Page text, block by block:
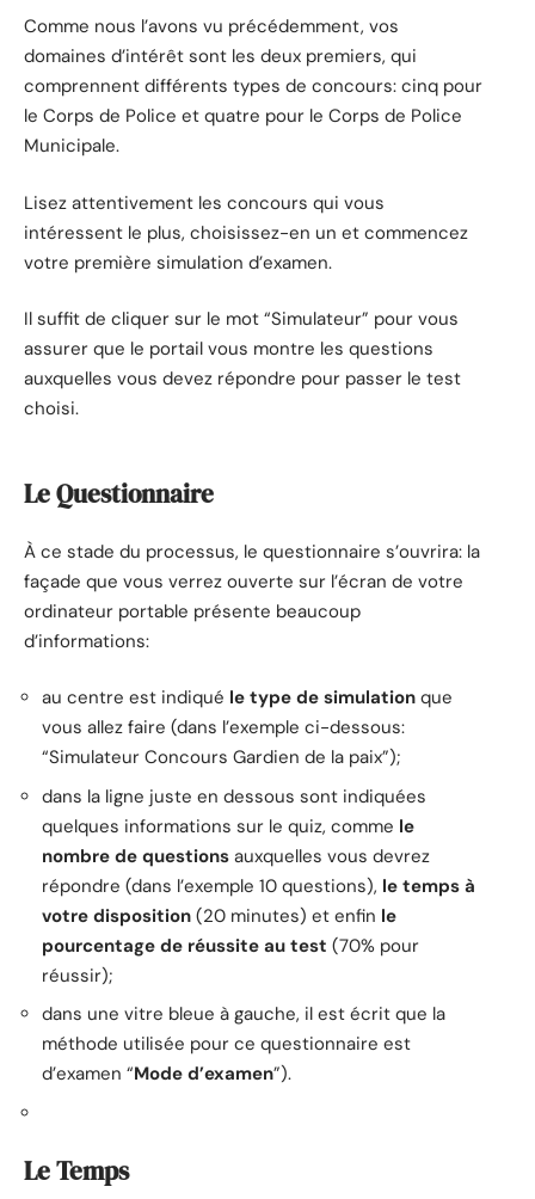
Comme nous l’avons vu précédemment, vos
domaines d’intérêt sont les deux premiers, qui
comprennent différents types de concours: cinq pour
le Corps de Police et quatre pour le Corps de Police
Municipale.
Lisez attentivement les concours qui vous
intéressent le plus, choisissez-en un et commencez
votre première simulation d’examen.
Il suffit de cliquer sur le mot “Simulateur” pour vous
assurer que le portail vous montre les questions
auxquelles vous devez répondre pour passer le test
choisi.
Le Questionnaire
À ce stade du processus, le questionnaire s’ouvrira: la
façade que vous verrez ouverte sur l’écran de votre
ordinateur portable présente beaucoup
d’informations:
au centre est indiqué le type de simulation que
vous allez faire (dans l’exemple ci-dessous:
“Simulateur Concours Gardien de la paix”);
dans la ligne juste en dessous sont indiquées
quelques informations sur le quiz, comme le
nombre de questions auxquelles vous devrez
répondre (dans l’exemple 10 questions), le temps à
votre disposition (20 minutes) et enfin le
pourcentage de réussite au test (70% pour
réussir);
dans une vitre bleue à gauche, il est écrit que la
méthode utilisée pour ce questionnaire est
d’examen “Mode d’examen”).
Le Temps